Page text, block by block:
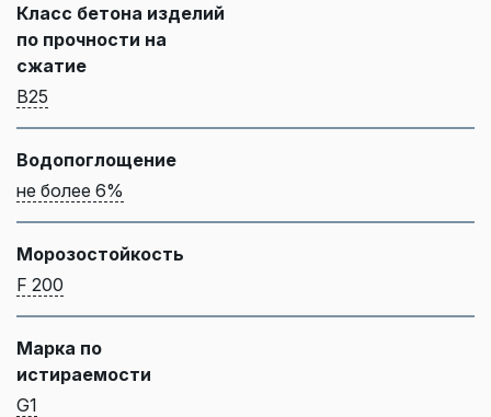
Класс бетона изделий
по прочности на
сжатие
B25
Водопоглощение
не более 6%
Морозостойкость
F 200
Марка по
истираемости
G1